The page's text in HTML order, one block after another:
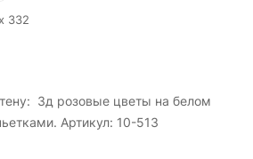
332
3д розовые цветы на белом
Артикул: 10-513